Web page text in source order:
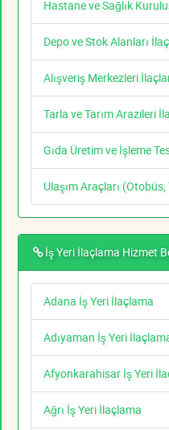
Hastane ve Sağlık
Depo ve Stok Alanları
Alışveriş Merkezleri
Tarla ve Tarım Arazileri
Gıda Üretim ve İşleme
Ulaşım Araçları
İş Yeri İlaçlama Hizmet
Adana İş Yeri İlaçlama
Adıyaman İş Yeri
Afyonkarahisar İş Yeri
Ağrı İş Yeri İlaçlama